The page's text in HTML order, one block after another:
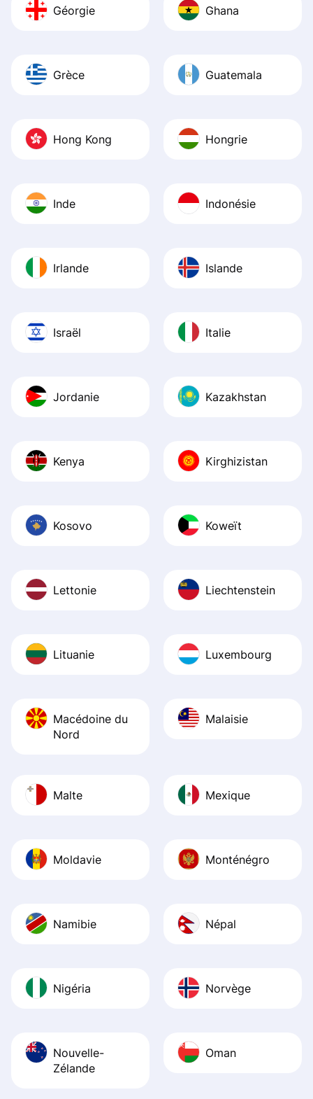
Géorgie Ghana
Grèce Guatemala
Hong Kong Hongrie
Inde Indonésie
Irlande Islande
Israël Italie
Jordanie Kazakhstan
Kenya Kirghizistan
Kosovo Koweït
Lettonie Liechtenstein
Lituanie Luxembourg
Macédoine du
Nord
Malaisie
Malte Mexique
Moldavie Monténégro
Namibie Népal
Nigéria Norvège
Nouvelle-
Zélande
Oman